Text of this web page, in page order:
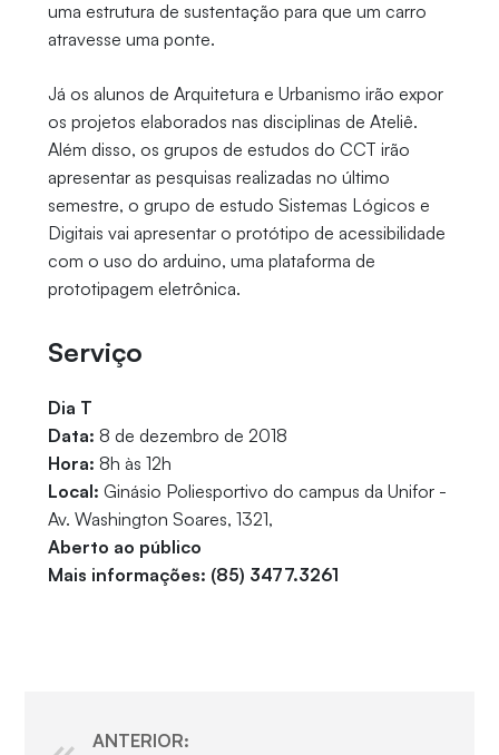
uma estrutura de sustentação para que um carro
atravesse uma ponte.
Já os alunos de Arquitetura e Urbanismo irão expor
os projetos elaborados nas disciplinas de Ateliê.
Além disso, os grupos de estudos do CCT irão
apresentar as pesquisas realizadas no último
semestre, o grupo de estudo Sistemas Lógicos e
Digitais vai apresentar o protótipo de acessibilidade
com o uso do arduino, uma plataforma de
prototipagem eletrônica.
Serviço
Dia T
Data: 8 de dezembro de 2018
Hora: 8h às 12h
Local: Ginásio Poliesportivo do campus da Unifor -
Av. Washington Soares, 1321,
Aberto ao público
Mais informações: (85) 3477.3261
ANTERIOR: